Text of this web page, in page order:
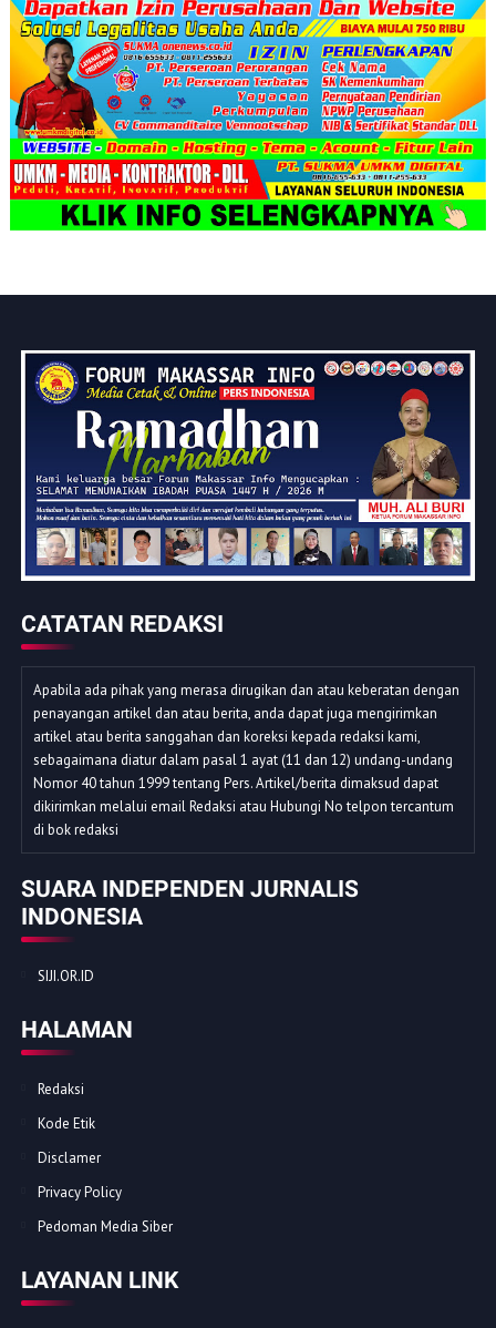
CATATAN REDAKSI
Apabila ada pihak yang merasa dirugikan dan atau keberatan dengan
penayangan artikel dan atau berita, anda dapat juga mengirimkan
artikel atau berita sanggahan dan koreksi kepada redaksi kami,
sebagaimana diatur dalam pasal 1 ayat (11 dan 12) undang-undang
Nomor 40 tahun 1999 tentang Pers. Artikel/berita dimaksud dapat
dikirimkan melalui email Redaksi atau Hubungi No telpon tercantum
di bok redaksi
SUARA INDEPENDEN JURNALIS
INDONESIA
SIJI.OR.ID
HALAMAN
Redaksi
Kode Etik
Disclamer
Privacy Policy
Pedoman Media Siber
LAYANAN LINK